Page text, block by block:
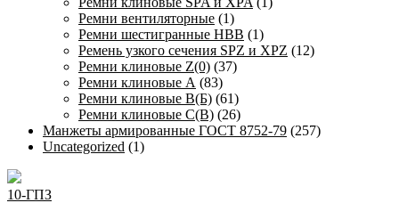
Ремни вентиляторные (1)
Ремни шестигранные HBB (1)
Ремень узкого сечения SPZ и XPZ (12)
Ремни клиновые Z(0) (37)
Ремни клиновые А (83)
Ремни клиновые В(Б) (61)
Ремни клиновые С(В) (26)
Манжеты армированные ГОСТ 8752-79 (257)
Uncategorized (1)
10-ГПЗ